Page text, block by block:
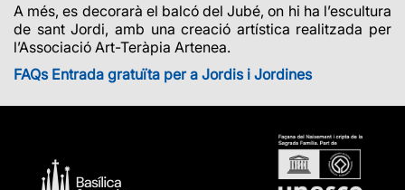
A més, es decorarà el balcó del Jubé, on hi ha l’escultura
de sant Jordi, amb una creació artística realitzada per
l’Associació Art-Teràpia Artenea.
FAQs Entrada gratuïta per a Jordis i Jordines